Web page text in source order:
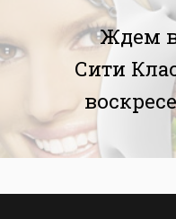
Ждем
Сити